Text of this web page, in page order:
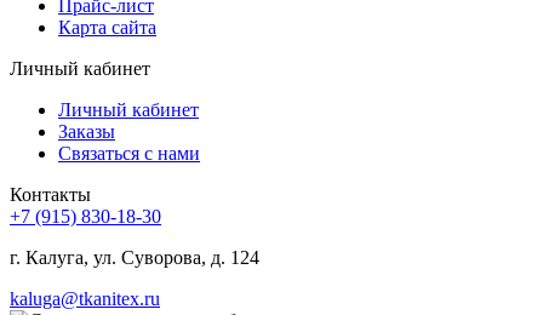
Прайс-лист
Карта сайта
Личный кабинет
Личный кабинет
Заказы
Связаться с нами
Контакты
+7 (915) 830-18-30
г. Калуга, ул. Суворова, д. 124
kaluga@tkanitex.ru